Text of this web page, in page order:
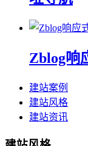
Zblog响
建站案例
建站风格
建站资讯